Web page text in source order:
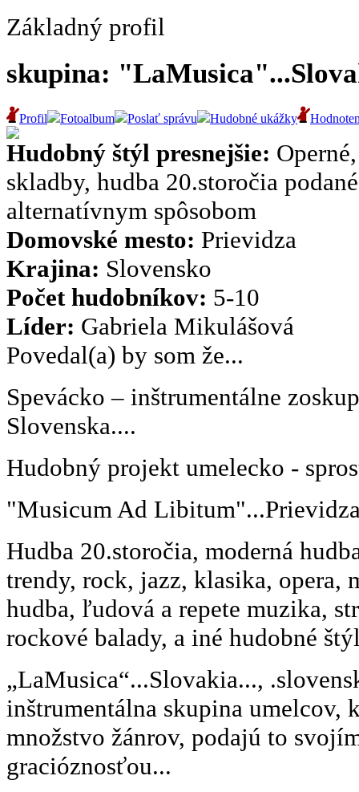
Základný profil
skupina:
Profil Fotoalbum Poslať správu Hudobné ukážky
Hudobný štýl presnejšie:
skladby, hudba 20.storočia
alternatívnym spôsobom
Domovské mesto: Prievidza
Krajina: Slovensko
Počet hudobníkov: 5-10
Líder: Gabriela Mikulášová
Povedal(a) by som že...
Spevácko – inštrumentálne
Slovenska....
Hudobný projekt umelecko -
"Musicum Ad
Hudba 20.storočia, moderná
trendy, rock, jazz, klasika, opera,
hudba, ľudová a repete muzika,
rockové balady, a iné hudobné
„LaMusica“...Slovakia...,
inštrumentálna skupina umelcov,
množstvo žánrov, podajú to
gracióznosťou...